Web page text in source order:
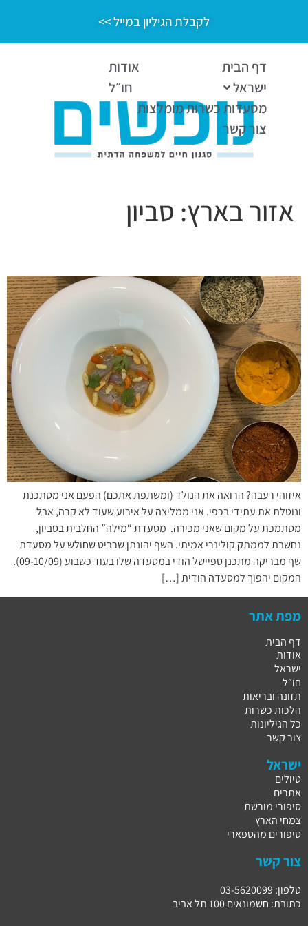
לקבלת הגיליון במייל >>
דף הבית
אודות
ישראל
חו״ל
מסעדות כשרות מומלצות
צור קשר
אזור בארץ: סביון
איזוהי רעבה? הרואה את הנולד (ומשתפת אתכם) הפעם אני מסתכנת
ונוטלת את עתידי בכפי. אני ממליצה על אירוע שעוד לא קרה, אבל
מסתמכת על מקום שאני מכירה. מסעדת “מילה” החלבית בסביון,
נחשבת לממתק קולינרי אמיתי. השף יהונתן שרביט שחולש על מסעדת
שף מבריקה מתכנן ספיישל הודי במסעדה שלו בעוד כשבוע (09-10/09).
המקום יהפוך למסעדה הודית […]
מפת אתר
דף הבית
אודות
ישראל
חו״ל
תזונה ובריאות
הלכות כשרות
כל הגיליונות
צור קשר
ישראל
טיולים
אתרים
סיפורי מורשת
צמחי הארץ
סיפורים מהספארי
צור קשר
טלפון: 03-5620099
כתובת: חשמונאים 100 תל אביב